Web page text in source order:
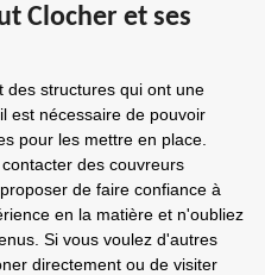
Clocher et ses
des structures qui ont une
est nécessaire de pouvoir
pour les mettre en place.
des couvreurs
de faire confiance à
en la matière et n'oubliez
Si vous voulez d'autres
directement ou de visiter